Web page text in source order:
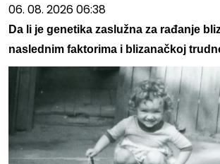
06. 08. 2026 06:38
Da li je genetika zaslužna za rađanje
naslednim faktorima i blizanačkoj